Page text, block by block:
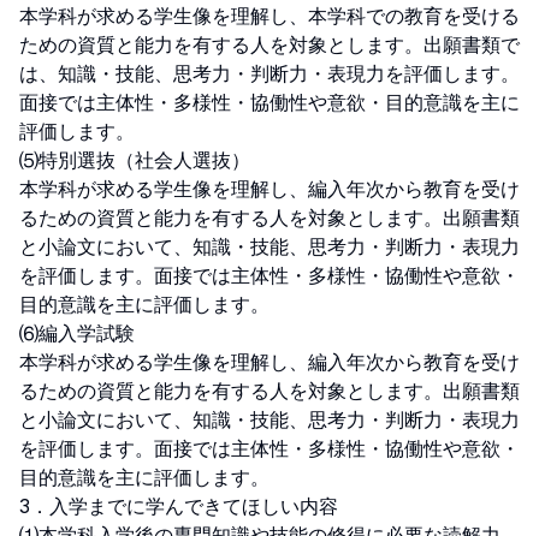
本学科が求める学生像を理解し、本学科での教育を受ける
ための資質と能力を有する人を対象とします。出願書類で
は、知識・技能、思考力・判断力・表現力を評価します。
面接では主体性・多様性・協働性や意欲・目的意識を主に
評価します。
⑸特別選抜（社会人選抜）
本学科が求める学生像を理解し、編入年次から教育を受け
るための資質と能力を有する人を対象とします。出願書類
と小論文において、知識・技能、思考力・判断力・表現力
を評価します。面接では主体性・多様性・協働性や意欲・
目的意識を主に評価します。
⑹編入学試験
本学科が求める学生像を理解し、編入年次から教育を受け
るための資質と能力を有する人を対象とします。出願書類
と小論文において、知識・技能、思考力・判断力・表現力
を評価します。面接では主体性・多様性・協働性や意欲・
目的意識を主に評価します。
3．入学までに学んできてほしい内容